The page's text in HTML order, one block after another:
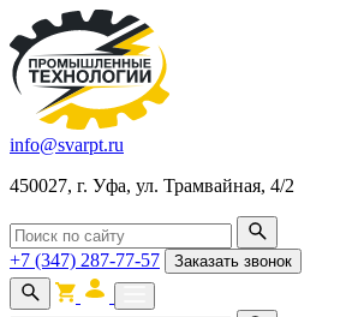
info@svarpt.ru
450027, г. Уфа, ул. Трамвайная, 4/2
+7 (347) 287-77-57 Заказать звонок